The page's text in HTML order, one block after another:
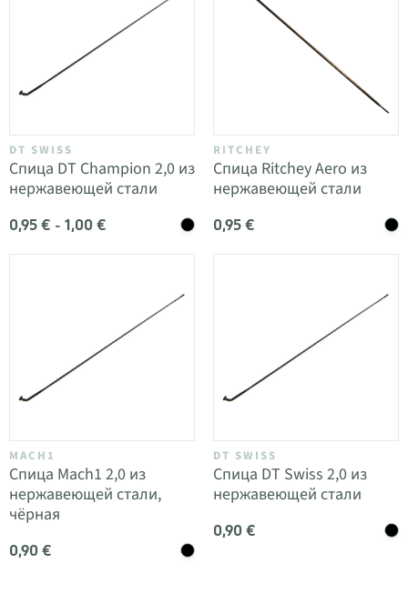
DT SWISS
Спица DT Champion 2,0 из
нержавеющей стали
0,95 € - 1,00 €
RITCHEY
Спица Ritchey Aero из
нержавеющей стали
0,95 €
MACH1
Спица Mach1 2,0 из
нержавеющей стали,
чёрная
0,90 €
DT SWISS
Спица DT Swiss 2,0 из
нержавеющей стали
0,90 €